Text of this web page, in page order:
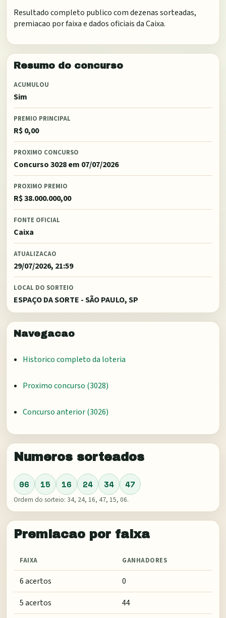
Resultado completo publico com dezenas sorteadas,
premiacao por faixa e dados oficiais da Caixa.
Resumo do concurso
ACUMULOU
Sim
PREMIO PRINCIPAL
R$ 0,00
PROXIMO CONCURSO
Concurso 3028em 07/07/2026
PROXIMO PREMIO
R$ 38.000.000,00
FONTE OFICIAL
Caixa
ATUALIZACAO
29/07/2026, 21:59
LOCAL DO SORTEIO
ESPAÇO DA SORTE - SÃO PAULO, SP
Navegacao
Historico completo da loteria
Proximo concurso (3028)
Concurso anterior (3026)
Numeros sorteados
06 15 16 24 34 47
Ordem do sorteio: 34, 24, 16, 47, 15, 06.
Premiacao por faixa
FAIXA GANHADORES
6 acertos
0
5 acertos
44